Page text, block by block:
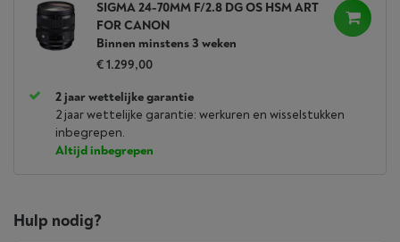
SIGMA 24-70MM F/2.8 DG OS HSM ART
FOR CANON
Binnen minstens 3 weken
€ 1.299,00
2 jaar wettelijke garantie
2 jaar wettelijke garantie: werkuren en wisselstukken
inbegrepen.
Altijd inbegrepen
Hulp nodig?